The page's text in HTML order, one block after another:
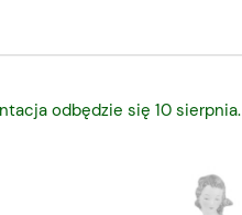
odbędzie się 10 sierpnia.